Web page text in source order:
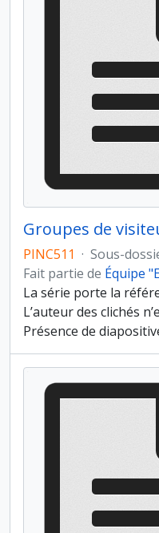
PINC511 · Sous-
Fait partie de Équipe
La série porte la
L’auteur des clichés
Présence de